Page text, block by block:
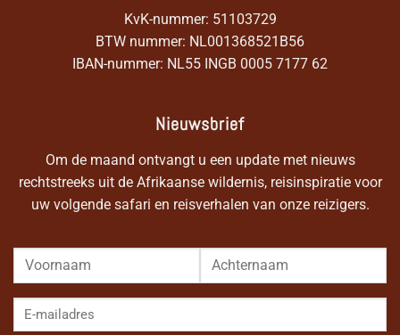
KvK-nummer: 51103729
BTW nummer: NL001368521B56
IBAN-nummer: NL55 INGB 0005 7177 62
Nieuwsbrief
Om de maand ontvangt u een update met nieuws
rechtstreeks uit de Afrikaanse wildernis, reisinspiratie voor
uw volgende safari en reisverhalen van onze reizigers.